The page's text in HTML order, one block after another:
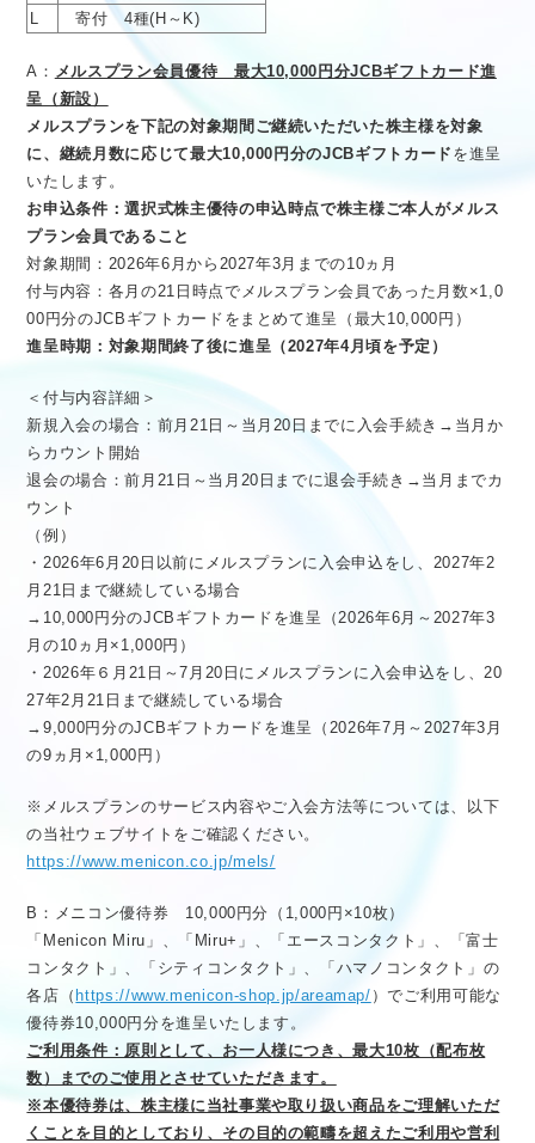
L
寄付 4種(H～K)
A： メルスプラン会員優待 最大10,000円分JCBギフトカード進
呈（新設）
メルスプランを下記の対象期間ご継続いただいた株主様を対象
に、継続月数に応じて最大10,000円分のJCBギフトカード を進呈
いたします。
お申込条件：選択式株主優待の申込時点で株主様ご本人がメルス
プラン会員であること
対象期間：2026年6月から2027年3月までの10ヵ月
付与内容：各月の21日時点でメルスプラン会員であった月数×1,0
00円分のJCBギフトカードをまとめて進呈（最大10,000円）
進呈時期：対象期間終了後に進呈（2027年4月頃を予定）
＜付与内容詳細＞
新規入会の場合：前月21日～当月20日までに入会手続き→当月か
らカウント開始
退会の場合：前月21日～当月20日までに退会手続き→当月までカ
ウント
（例）
・2026年6月20日以前にメルスプランに入会申込をし、2027年2
月21日まで継続している場合
→10,000円分のJCBギフトカードを進呈（2026年6月～2027年3
月の10ヵ月×1,000円）
・2026年６月21日～7月20日にメルスプランに入会申込をし、20
27年2月21日まで継続している場合
→9,000円分のJCBギフトカードを進呈（2026年7月～2027年3月
の9ヵ月×1,000円）
※メルスプランのサービス内容やご入会方法等については、以下
の当社ウェブサイトをご確認ください。
https://www.menicon.co.jp/mels/
B：メニコン優待券 10,000円分（1,000円×10枚）
「Menicon Miru」、「Miru+」、「エースコンタクト」、「富士
コンタクト」、「シティコンタクト」、「ハマノコンタクト」の
各店（ https://www.menicon-shop.jp/areamap/ ）でご利用可能な
優待券10,000円分を進呈いたします。
ご利用条件：原則として、お一人様につき、最大10枚（配布枚
数）までのご使用とさせていただきます。
※本優待券は、株主様に当社事業や取り扱い商品をご理解いただ
くことを目的としており、その目的の範疇を超えたご利用や営利